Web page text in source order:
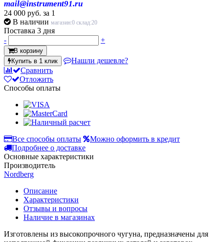
mail@instrument91.ru
24 000 руб. за 1
В наличии магазин:0 склад:20
Поставка 3 дня
-
+
В корзину
Купить в 1 клик
Нашли дешевле?
Сравнить
Отложить
Способы оплаты
Все способы оплаты
Можно оформить в кредит
Подробнее о доставке
Основные характеристики
Производитель
Nordberg
Описание
Характеристики
Отзывы и вопросы
Наличие в магазинах
Изготовлены из высокопрочного чугуна, предназначены для